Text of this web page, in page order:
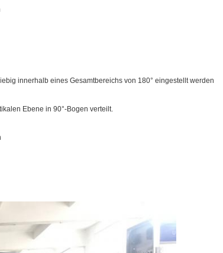
innerhalb eines Gesamtbereichs von 180° eingestellt werden
Ebene in 90°-Bogen verteilt.